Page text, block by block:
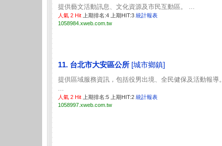
提供藝文活動訊息、文化資源及市民互動區。 ...
人氣 2 Hit 上期排名:4 上期HIT:3 統計報表
1058984.xweb.com.tw
11. 台北市大安區公所 [城市鄉鎮]
提供區域服務資訊，包括役男出境、全民健保及活動報導
...
人氣 2 Hit 上期排名:5 上期HIT:2 統計報表
1058997.xweb.com.tw